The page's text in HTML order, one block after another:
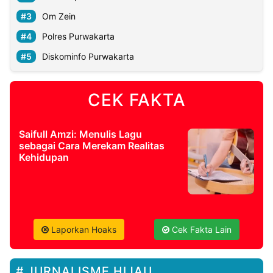
Om Zein
Polres Purwakarta
Diskominfo Purwakarta
CEK FAKTA
Saifull Amzi: Menulis Lagu
sebagai Cara Merekam Realitas
Kehidupan
Laporkan Hoaks Cek Fakta Lain